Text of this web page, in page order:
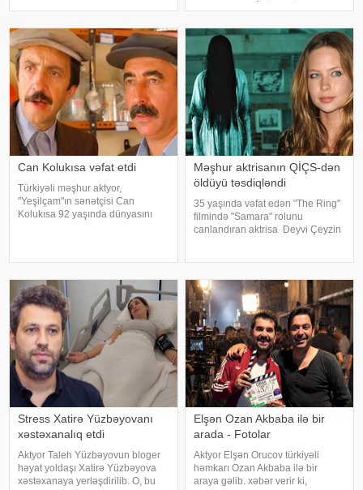
tərkibli olduğ
vurub. Pop kraliça zövqlü geyimi
və fərqli saç düzümü il
Can Kolukısa vəfat etdi
Türkiyəli məşhur aktyor,
"Yeşilçam"ın sənətçisi Can
Kolukısa 92 yaşında dünyasını
"Selamsı
Məşhur aktrisanın QİÇS-dən
öldüyü təsdiqləndi
35 yaşında vəfat edən "The Ring"
filmində "Samara" rolunu
canlandıran aktrisa Deyvi Çeyzin
İdarəsini
Stress Xatirə Yüzbəyovanı
xəstəxanalıq etdi
Aktyor Taleh Yüzbəyovun bloger
həyat yoldaşı Xatirə Yüzbəyova
xəstəxanaya yerləşdirilib. O, bu
Elşən Ozan Akbaba ilə bir
arada - Fotolar
Aktyor Elşən Orucov türkiyəli
həmkarı Ozan Akbaba ilə bir
araya gəlib. xəbər verir ki,